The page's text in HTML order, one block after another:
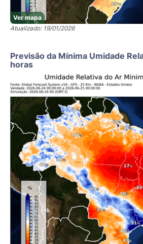
Ver mapa
Atualizado: 19/01/2026
Previsão da Mínima Umidade
horas